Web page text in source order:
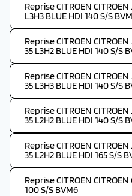
Reprise CITROEN
L3H3 BLUE HDI 140 S/S
Reprise CITROEN
35 L3H2 BLUE HDI 140 S/S
Reprise CITROEN
35 L3H3 BLUE HDI 140 S/S
Reprise CITROEN
35 L2H2 BLUE HDI 140 S/S
Reprise CITROEN
35 L2H2 BLUE HDI 165 S/S
Reprise CITROEN CITROEN
100 S/S BVM6